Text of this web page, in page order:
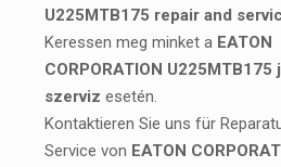
U225MTB175 repair and
Keressen meg minket a EATON
CORPORATION U225MTB175
szerviz esetén.
Kontaktieren Sie uns für
Service von EATON